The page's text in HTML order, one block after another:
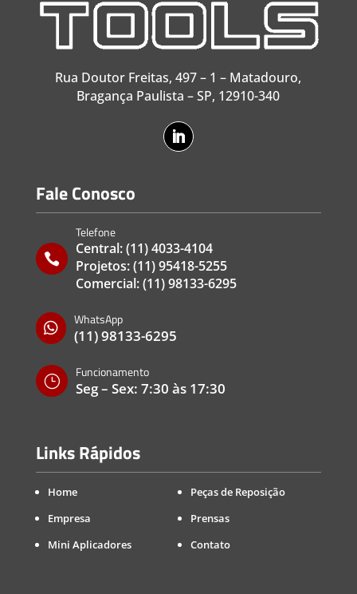
Rua Doutor Freitas, 497 – 1 – Matadouro,
Bragança Paulista – SP, 12910-340
Fale Conosco

Telefone
Central:(11) 4033-4104
Projetos:(11) 95418-5255
Comercial:(11) 98133-6295

WhatsApp
(11) 98133-6295
}
Funcionamento
Seg – Sex: 7:30 às 17:30
Links Rápidos
Home
Empresa
Mini Aplicadores
Peças de Reposição
Prensas
Contato